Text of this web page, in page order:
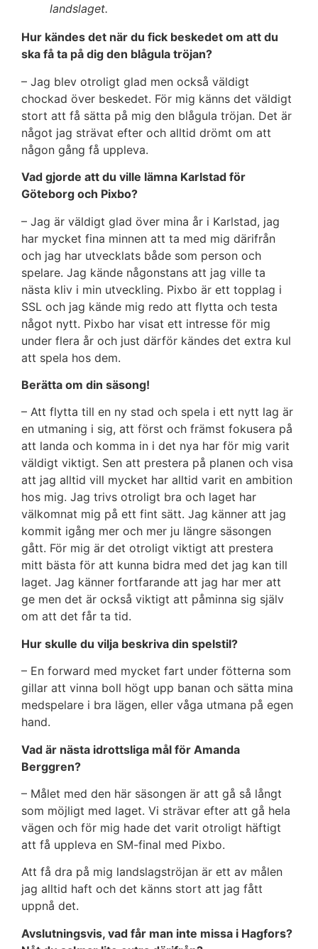
landslaget.
Hur kändes det när du fick beskedet om att du
ska få ta på dig den blågula tröjan?
– Jag blev otroligt glad men också väldigt
chockad över beskedet. För mig känns det väldigt
stort att få sätta på mig den blågula tröjan. Det är
något jag strävat efter och alltid drömt om att
någon gång få uppleva.
Vad gjorde att du ville lämna Karlstad för
Göteborg och Pixbo?
– Jag är väldigt glad över mina år i Karlstad, jag
har mycket fina minnen att ta med mig därifrån
och jag har utvecklats både som person och
spelare. Jag kände någonstans att jag ville ta
nästa kliv i min utveckling. Pixbo är ett topplag i
SSL och jag kände mig redo att flytta och testa
något nytt. Pixbo har visat ett intresse för mig
under flera år och just därför kändes det extra kul
att spela hos dem.
Berätta om din säsong!
– Att flytta till en ny stad och spela i ett nytt lag är
en utmaning i sig, att först och främst fokusera på
att landa och komma in i det nya har för mig varit
väldigt viktigt. Sen att prestera på planen och visa
att jag alltid vill mycket har alltid varit en ambition
hos mig. Jag trivs otroligt bra och laget har
välkomnat mig på ett fint sätt. Jag känner att jag
kommit igång mer och mer ju längre säsongen
gått. För mig är det otroligt viktigt att prestera
mitt bästa för att kunna bidra med det jag kan till
laget. Jag känner fortfarande att jag har mer att
ge men det är också viktigt att påminna sig själv
om att det får ta tid.
Hur skulle du vilja beskriva din spelstil?
– En forward med mycket fart under fötterna som
gillar att vinna boll högt upp banan och sätta mina
medspelare i bra lägen, eller våga utmana på egen
hand.
Vad är nästa idrottsliga mål för Amanda
Berggren?
– Målet med den här säsongen är att gå så långt
som möjligt med laget. Vi strävar efter att gå hela
vägen och för mig hade det varit otroligt häftigt
att få uppleva en SM-final med Pixbo.
Att få dra på mig landslagströjan är ett av målen
jag alltid haft och det känns stort att jag fått
uppnå det.
Avslutningsvis, vad får man inte missa i Hagfors?